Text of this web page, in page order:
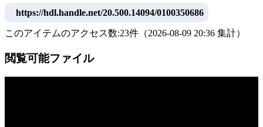
https://hdl.handle.net/20.500.14094/0100350686
このアイテムのアクセス数:23件 （2026-08-09 20:36 集計）
閲覧可能ファイル